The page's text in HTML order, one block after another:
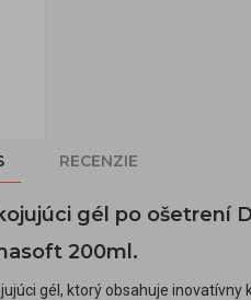
RECENZIE
gél po ošetrení
200ml.
gél, ktorý obsahuje